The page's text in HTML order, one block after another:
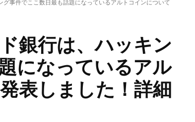
事件でここ数日最も話題になっているアルトコインについて
銀行は、ハッキン
になっているアル
表しました！詳細